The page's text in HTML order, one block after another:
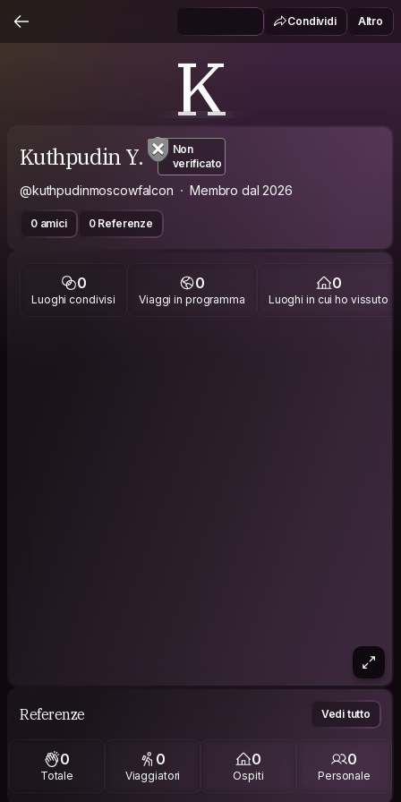
Condividi Altro
K
Kuthpudin Y.
Non
verificato
@kuthpudinmoscowfalcon Membro dal 2026
0 amici 0 Referenze
0
Luoghi condivisi
0
Viaggi in programma
0
Luoghi in cui ho vissuto
Referenze Vedi tutto
0
Totale
0
Viaggiatori
0
Ospiti
0
Personale